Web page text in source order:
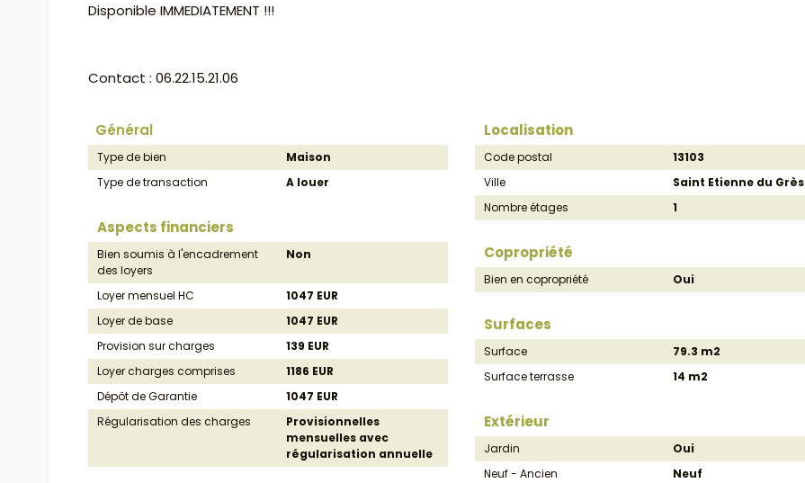
Disponible IMMEDIATEMENT !!!
Contact : 06.22.15.21.06
Général
Type de bien
Maison
Type de transaction
A louer
Localisation
Code postal
13103
Ville
Saint Etienne du Grès
Nombre étages
1
Aspects financiers
Bien soumis à l'encadrement
des loyers
Non
Loyer mensuel HC
1047 EUR
Loyer de base
1047 EUR
Provision sur charges
139 EUR
Loyer charges comprises
1186 EUR
Dépôt de Garantie
1047 EUR
Régularisation des charges
Provisionnelles
mensuelles avec
régularisation annuelle
Copropriété
Bien en copropriété Oui
Surfaces
Surface
79.3 m2
Surface terrasse
14 m2
Extérieur
Jardin
Oui
Neuf - Ancien
Neuf